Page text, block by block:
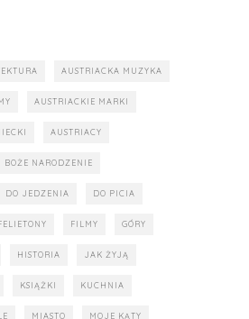
AUSTRIACKA MUZYKA
AUSTRIACKIE MARKI
AUSTRIACY
BOŻE NARODZENIE
DO JEDZENIA DO PICIA
FILMY GÓRY
HISTORIA JAK ŻYJĄ
KSIĄŻKI KUCHNIA
MIASTO MOJE KĄTY